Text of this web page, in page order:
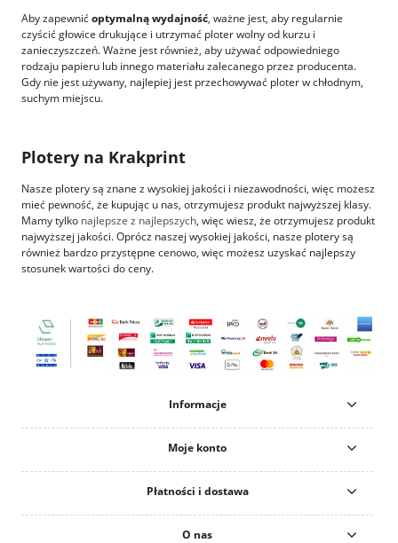
Aby zapewnićoptymalną wydajność, ważne jest, aby regularnie
czyścić głowice drukujące i utrzymać ploter wolny od kurzu i
zanieczyszczeń. Ważne jest również, aby używać odpowiedniego
rodzaju papieru lub innego materiału zalecanego przez producenta.
Gdy nie jest używany, najlepiej jest przechowywać ploter w chłodnym,
suchym miejscu.
Plotery na Krakprint
Nasze plotery są znane z wysokiej jakości i niezawodności, więc możesz
mieć pewność, że kupując u nas, otrzymujesz produkt najwyższej klasy.
Mamy tylko najlepsze z najlepszych, więc wiesz, że otrzymujesz produkt
najwyższej jakości. Oprócz naszej wysokiej jakości, nasze plotery są
również bardzo przystępne cenowo, więc możesz uzyskać najlepszy
stosunek wartości do ceny.
Informacje
Moje konto
Płatności i dostawa
O nas